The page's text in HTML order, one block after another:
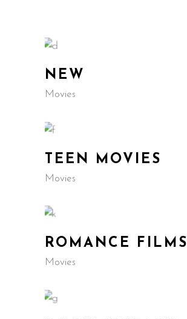
NEW
Movies
TEEN MOVIES
Movies
ROMANCE FILMS
Movies